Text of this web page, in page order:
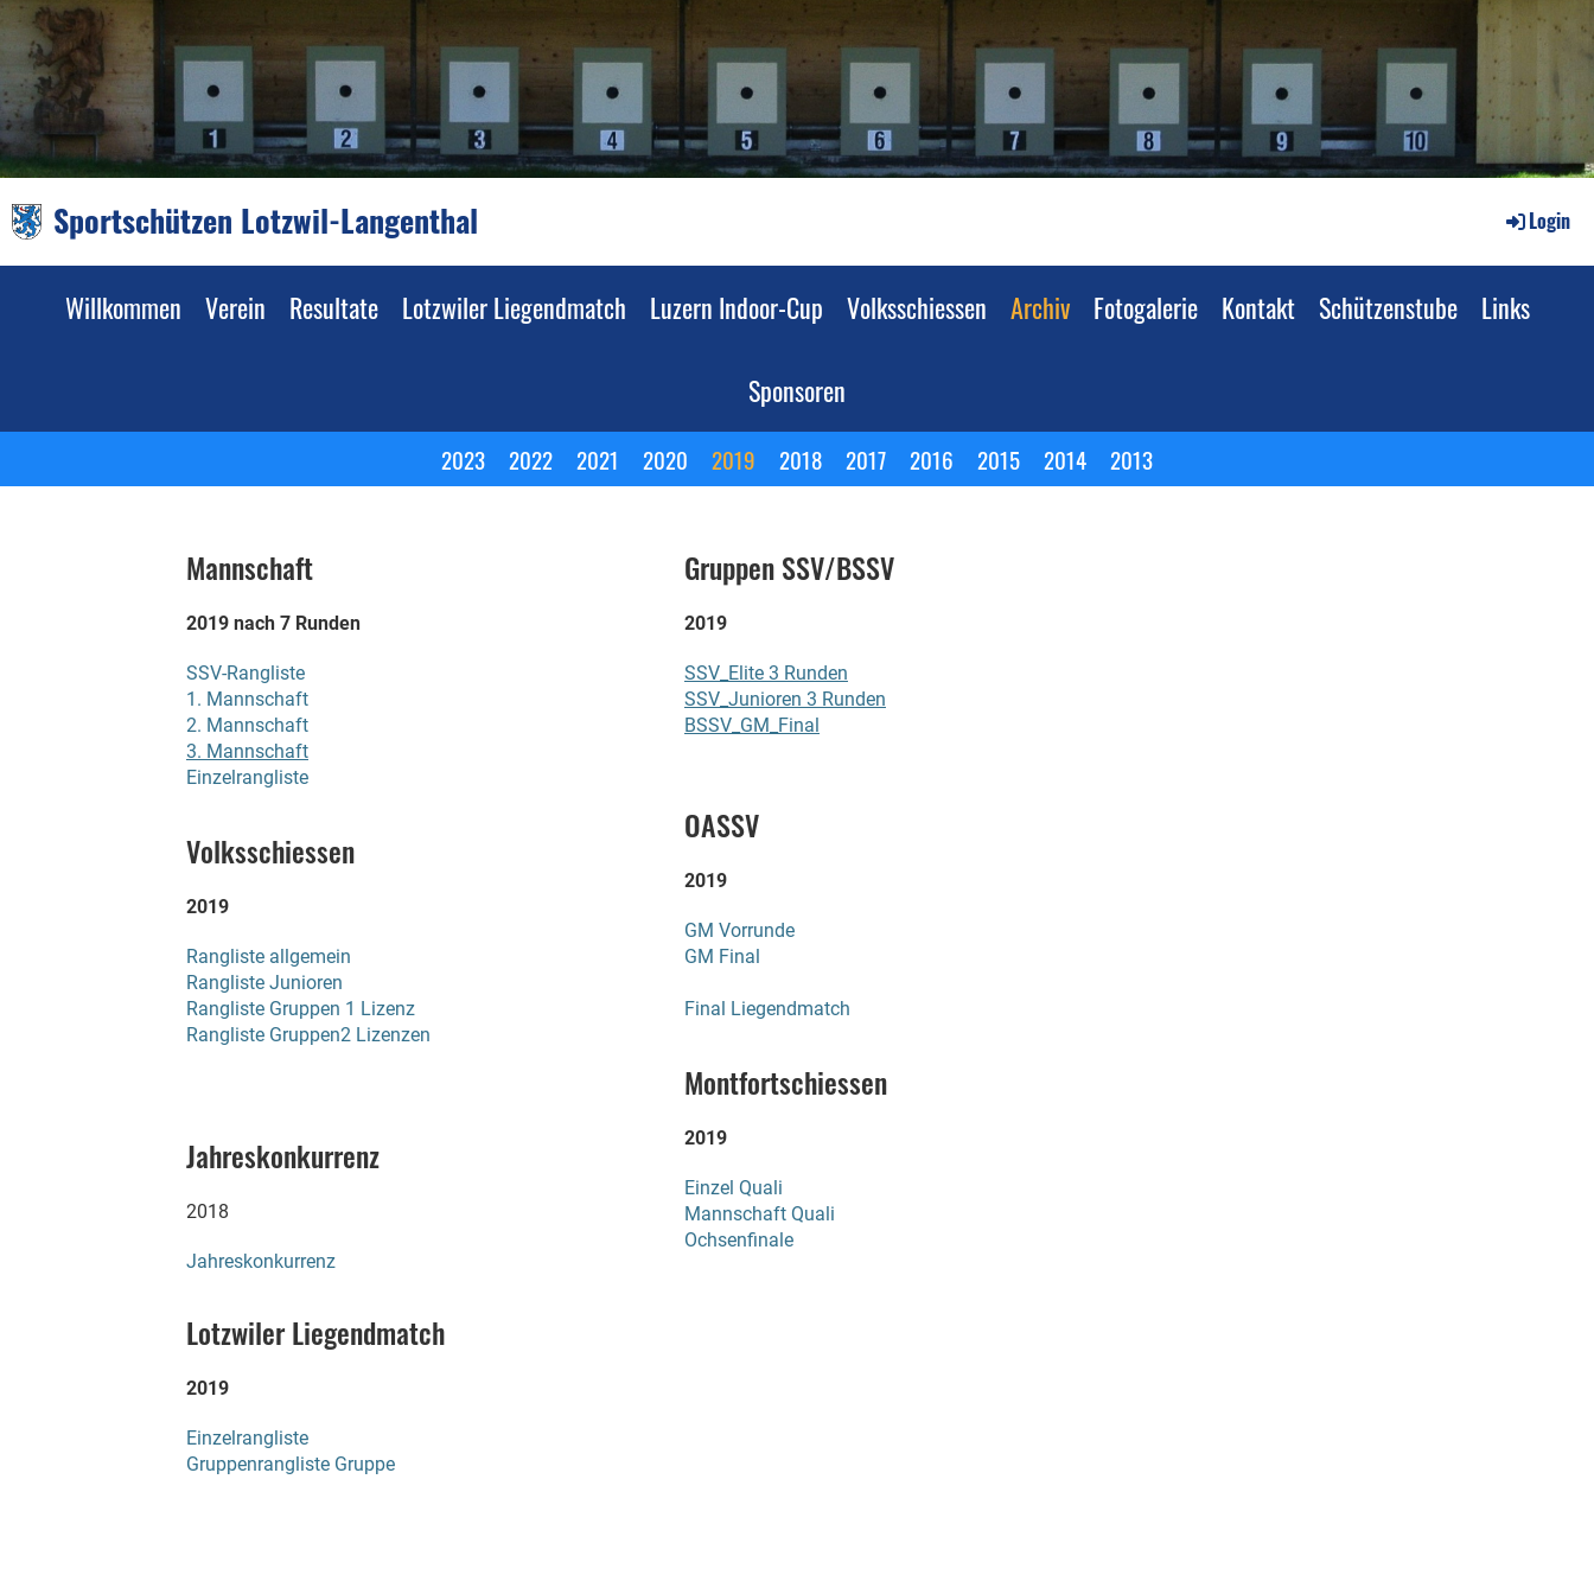
Sportschützen Lotzwil-Langenthal Login
Willkommen Verein Resultate Lotzwiler Liegendmatch Luzern Indoor-Cup Volksschiessen Archiv Fotogalerie Kontakt Schützenstube Links
Sponsoren
2023 2022 2021 2020 2019 2018 2017 2016 2015 2014 2013
Mannschaft
2019 nach 7 Runden
SSV-Rangliste
1. Mannschaft
2. Mannschaft
3. Mannschaft
Einzelrangliste
Volksschiessen
2019
Rangliste allgemein
Rangliste Junioren
Rangliste Gruppen 1 Lizenz
Rangliste Gruppen2 Lizenzen
Jahreskonkurrenz
2018
Jahreskonkurrenz
Lotzwiler Liegendmatch
2019
Einzelrangliste
Gruppenrangliste Gruppe
Gruppen SSV/BSSV
2019
SSV_Elite 3 Runden
SSV_Junioren 3 Runden
BSSV_GM_Final
OASSV
2019
GM Vorrunde
GM Final
Final Liegendmatch
Montfortschiessen
2019
Einzel Quali
Mannschaft Quali
Ochsenfinale